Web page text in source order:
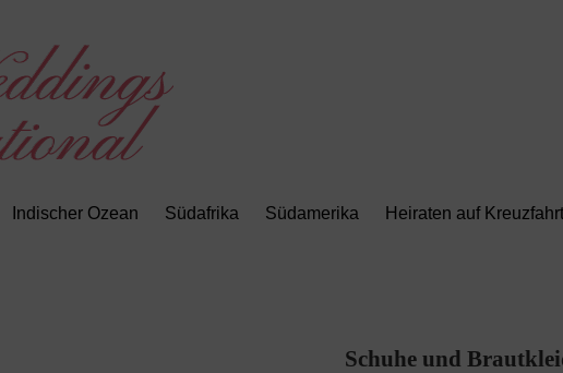
Indischer Ozean Südafrika Südamerika Heiraten auf
Schuhe und